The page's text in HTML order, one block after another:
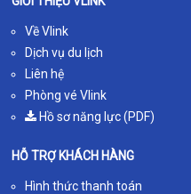
Về Vlink
Dịch vụ du lịch
Liên hệ
Phòng vé Vlink
Hồ sơ năng lực (PDF)
HỖ TRỢ KHÁCH HÀNG
Hình thức thanh toán